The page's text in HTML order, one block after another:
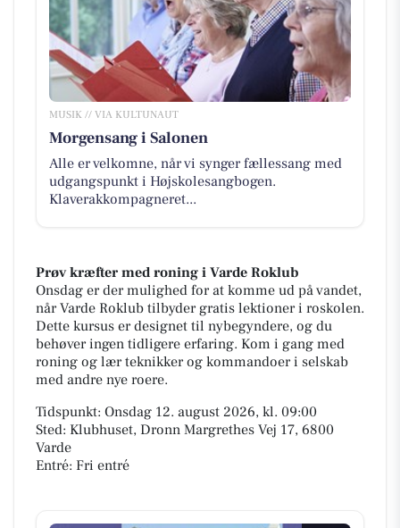
MUSIK // VIA KULTUNAUT
Morgensang i Salonen
Alle er velkomne, når vi synger fællessang med
udgangspunkt i Højskolesangbogen.
Klaverakkompagneret...
Prøv kræfter med roning i Varde Roklub
Onsdag er der mulighed for at komme ud på vandet,
når Varde Roklub tilbyder gratis lektioner i roskolen.
Dette kursus er designet til nybegyndere, og du
behøver ingen tidligere erfaring. Kom i gang med
roning og lær teknikker og kommandoer i selskab
med andre nye roere.
Tidspunkt: Onsdag 12. august 2026, kl. 09:00
Sted: Klubhuset, Dronn Margrethes Vej 17, 6800
Varde
Entré: Fri entré